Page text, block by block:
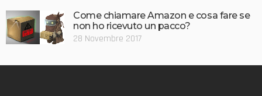
Come chiamare Amazon e cosa fare se
non ho ricevuto un pacco?
28 Novembre 2017